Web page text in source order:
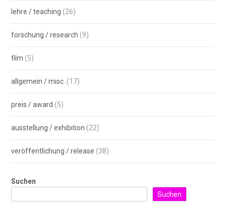
lehre / teaching (26)
forschung / research (9)
film (5)
allgemein / misc. (17)
preis / award (5)
ausstellung / exhibition (22)
veröffentlichung / release (38)
Suchen
Suchen